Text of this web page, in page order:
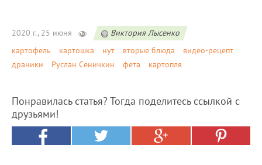
2020 г., 25 июня
Виктория Лысенко
картофель
картошка нут вторые блюда
видео-рецепт
драники
Руслан Сеничкин фета картопля
Понравилась статья? Тогда поделитесь ссылкой с
друзьями!